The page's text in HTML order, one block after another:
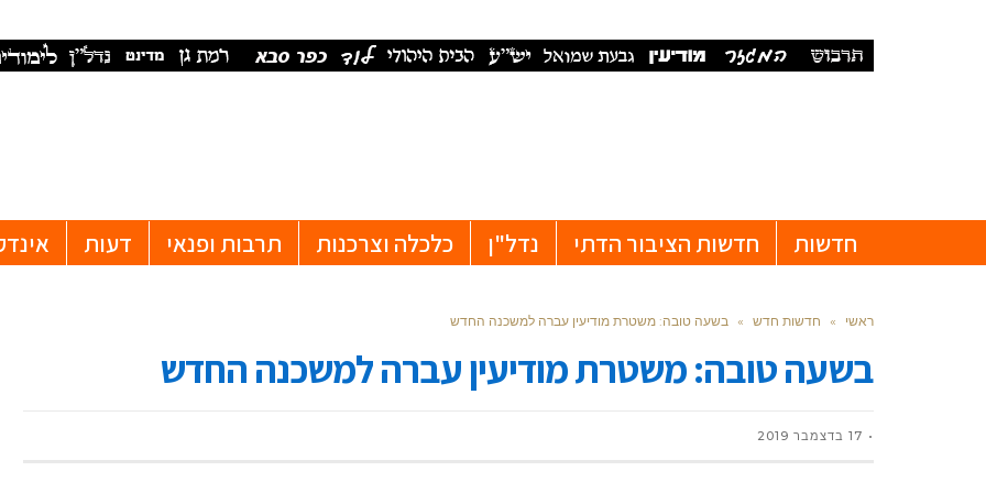
חדשות חדשות הציבור הדתי נדל"ן כלכלה וצרכנות תרבות ופנאי דעות
ראשי » חדשות חדש » בשעה טובה: משטרת מודיעין עברה למשכנה החדש
בשעה טובה: משטרת מודיעין עברה למשכנה החדש
17 בדצמבר 2019